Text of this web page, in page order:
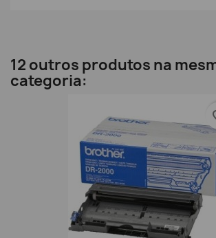
12 outros produtos na
categoria: